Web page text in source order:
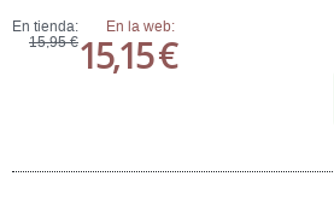
En tienda:
15,95 €
En la web:
15,15 €